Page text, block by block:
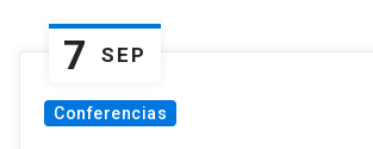
7 SEP
Conferencias